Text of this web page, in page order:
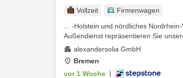
Vollzeit
Firmenwagen
... -Holstein und nördliches
Außendienst repräsentieren Sie
alexandersolia GmbH
Bremen
vor 1 Woche